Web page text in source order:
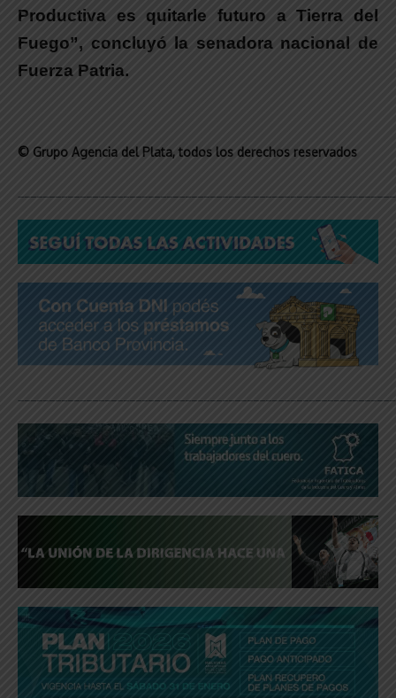
Productiva es quitarle futuro a Tierra del
Fuego”, concluyó la senadora nacional de
Fuerza Patria.
© Grupo Agencia del Plata, todos los derechos reservados